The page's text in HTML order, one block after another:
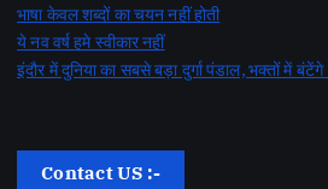
भाषा केवल शब्दों का चयन नहीं होती
ये नव वर्ष हमे स्वीकार नहीं
इंदौर में दुनिया का सबसे बड़ा दुर्गा पंडाल, भक्तों में
Contact US :-